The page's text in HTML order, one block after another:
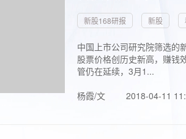
新股168研报 新股
中国上市公司研究院筛选的
股票价格创历史新高，赚钱
管仍在延续，3月1...
杨霞/文
2018-04-11